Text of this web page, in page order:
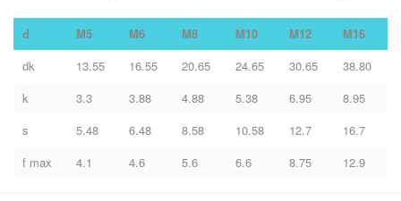
d M5 M6 M8 M10 M12
M16
dk
13.55 16.55 20.65 24.65 30.65
38.80
k
3.3 3.88 4.88 5.38 6.95
8.95
s
5.48 6.48 8.58 10.58 12.7
16.7
f max
4.1 4.6 5.6 6.6 8.75 12.9